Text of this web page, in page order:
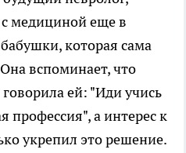
медициной еще в
которая сама
вспоминает, что
ей: "Иди учись
профессия", а интерес к
укрепил это решение.